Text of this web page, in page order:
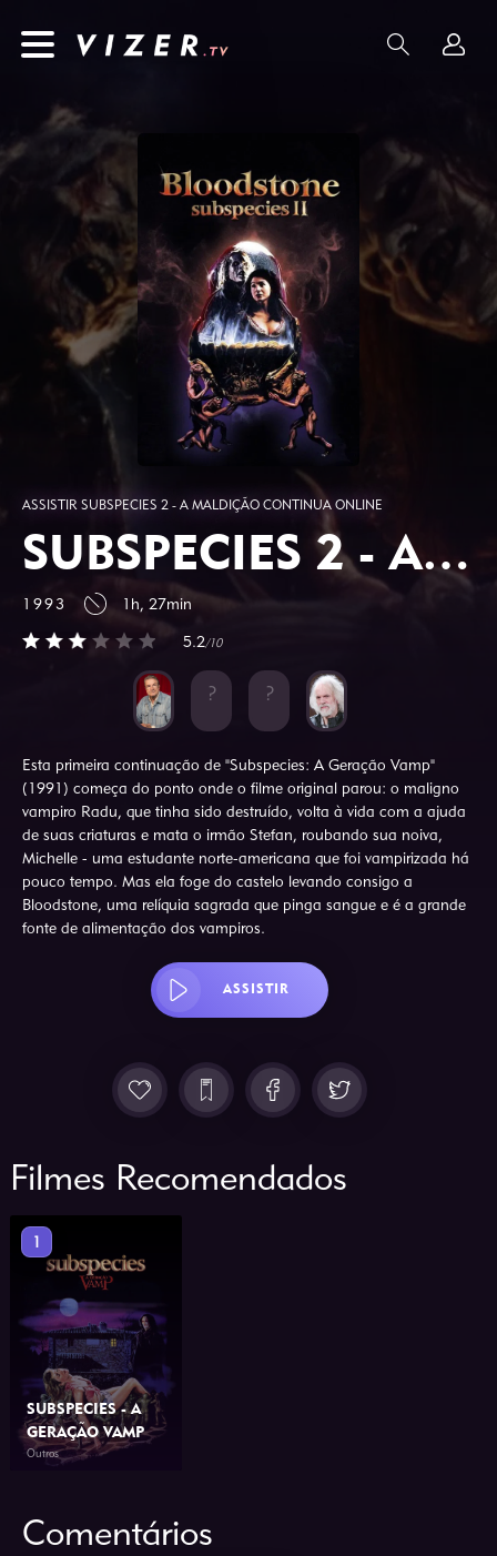
ASSISTIR SUBSPECIES 2 - A MALDIÇÃO CONTINUA ONLINE
SUBSPECIES 2 - A MALDIÇÃO CONTINUA
1993 1h, 27min
5.2/10
Esta primeira continuação de "Subspecies: A Geração Vamp"
(1991) começa do ponto onde o filme original parou: o maligno
vampiro Radu, que tinha sido destruído, volta à vida com a ajuda
de suas criaturas e mata o irmão Stefan, roubando sua noiva,
Michelle - uma estudante norte-americana que foi vampirizada há
pouco tempo. Mas ela foge do castelo levando consigo a
Bloodstone, uma relíquia sagrada que pinga sangue e é a grande
fonte de alimentação dos vampiros.
ASSISTIR
Filmes Recomendados
1
SUBSPECIES - A
GERAÇÃO VAMP
Outros
Comentários